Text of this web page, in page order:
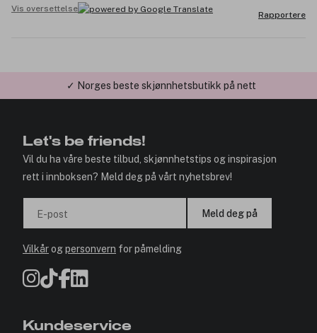
Vis oversettelse
Rapportere
✓ Årets Nettbutikk 2026 og 2025
Let's be friends!
Vil du ha våre beste tilbud, skjønnhetstips og inspirasjon
rett i innboksen? Meld deg på vårt nyhetsbrev!
E-post Meld deg på
Vilkårogpersonvern for påmelding
Kundeservice